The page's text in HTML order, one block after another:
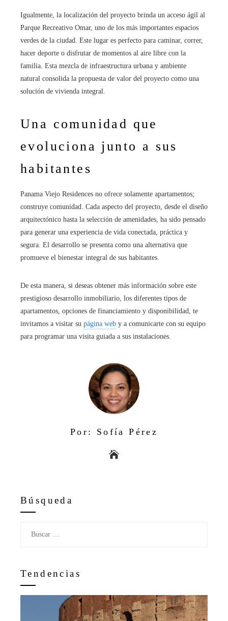
Igualmente, la localización del proyecto brinda un acceso ágil al
Parque Recreativo Omar, uno de los más importantes espacios
verdes de la ciudad. Este lugar es perfecto para caminar, correr,
hacer deporte o disfrutar de momentos al aire libre con la
familia. Esta mezcla de infraestructura urbana y ambiente
natural consolida la propuesta de valor del proyecto como una
solución de vivienda integral.
Una comunidad que
evoluciona junto a sus
habitantes
Panama Viejo Residences no ofrece solamente apartamentos;
construye comunidad. Cada aspecto del proyecto, desde el diseño
arquitectónico hasta la selección de amenidades, ha sido pensado
para generar una experiencia de vida conectada, práctica y
segura. El desarrollo se presenta como una alternativa que
promueve el bienestar integral de sus habitantes.
De esta manera, si deseas obtener más información sobre este
prestigioso desarrollo inmobiliario, los diferentes tipos de
apartamentos, opciones de financiamiento y disponibilidad, te
invitamos a visitar su página web y a comunicarte con su equipo
para programar una visita guiada a sus instalaciones.
Por: Sofía Pérez
Búsqueda
Tendencias